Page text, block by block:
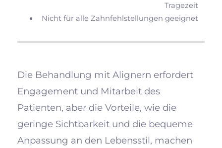
Tragezeit
Nicht für alle Zahnfehlstellungen geeignet
Die Behandlung mit Alignern erfordert
Engagement und Mitarbeit des
Patienten, aber die Vorteile, wie die
geringe Sichtbarkeit und die bequeme
Anpassung an den Lebensstil, machen